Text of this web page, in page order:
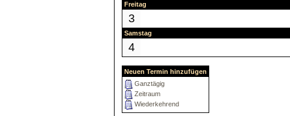
Freitag
3
Samstag
4
Neuen Termin hinzufügen
Ganztägig
Zeitraum
Wiederkehrend